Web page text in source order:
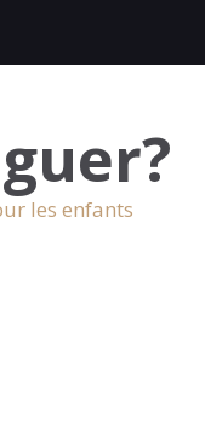
les enfants